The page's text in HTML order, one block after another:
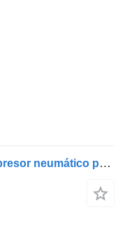
Knorr-Bremse 51541007246 compresor neumático para MAN TGX TGS EURO 6 cabeza tractora